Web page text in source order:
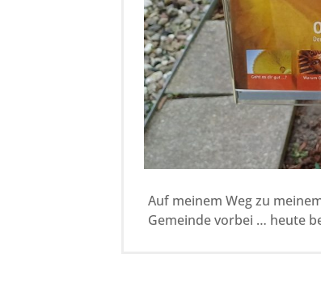
Auf meinem Weg zu
Gemeinde vorbei … heute